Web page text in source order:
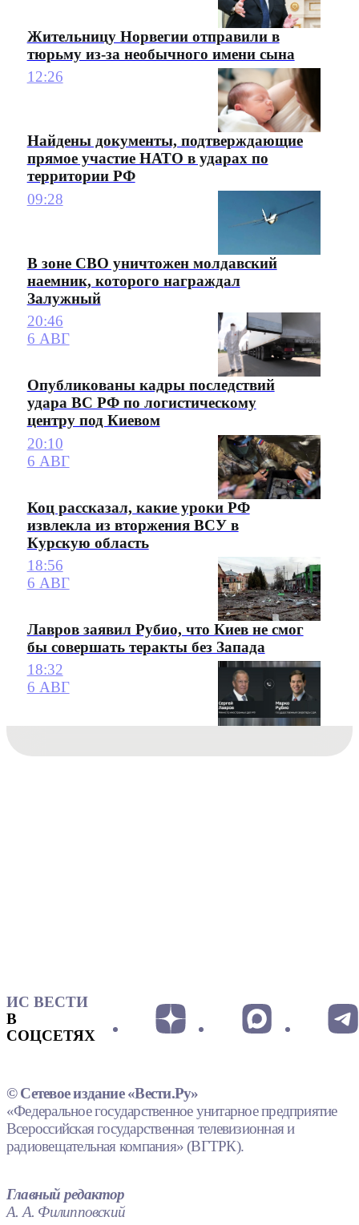
Жительницу Норвегии отправили в
тюрьму из-за необычного имени сына
12:26
Найдены документы, подтверждающие
прямое участие НАТО в ударах по
территории РФ
09:28
В зоне СВО уничтожен молдавский
наемник, которого награждал
Залужный
20:46
6 АВГ
Опубликованы кадры последствий
удара ВС РФ по логистическому
центру под Киевом
20:10
6 АВГ
Коц рассказал, какие уроки РФ
извлекла из вторжения ВСУ в
Курскую область
18:56
6 АВГ
Лавров заявил Рубио, что Киев не смог
бы совершать теракты без Запада
18:32
6 АВГ
ИС ВЕСТИ
В
СОЦСЕТЯХ
© Сетевое издание «Вести.Ру»
«Федеральное государственное унитарное предприятие
Всероссийская государственная телевизионная и
радиовещательная компания» (ВГТРК).
Главный редактор
А. А. Филипповский